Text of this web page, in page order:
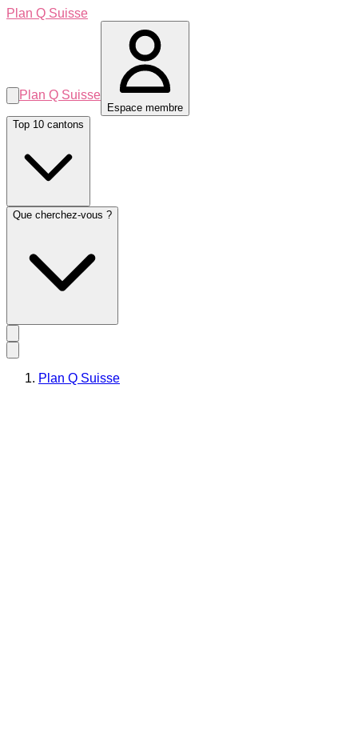
Plan Q Suisse
Plan Q Suisse
Espace membre
Top 10 cantons
Que cherchez-vous ?
Plan Q Suisse